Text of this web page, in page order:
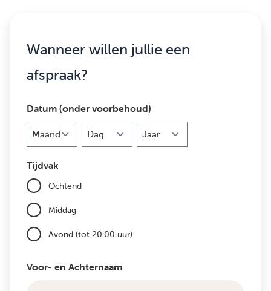
Wanneer willen jullie een
afspraak?
Datum (onder voorbehoud)
Tijdvak
Ochtend
Middag
Avond (tot 20:00 uur)
Voor- en Achternaam